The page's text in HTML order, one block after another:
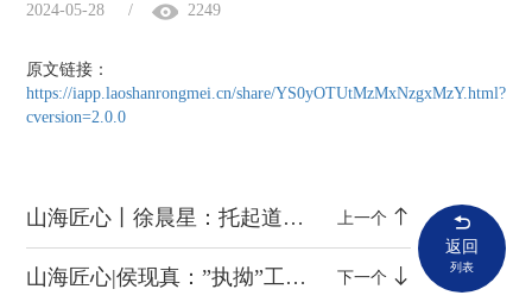
2024-05-28 / 2249
原文链接：
https://iapp.laoshanrongmei.cn/share/YS0yOTUtMzMxNzgxMzY.html?
cversion=2.0.0
山海匠心丨徐晨星：托起道桥“安全”网 上一个
山海匠心|侯现真：”执拗”工程人 下一个
返回
列表